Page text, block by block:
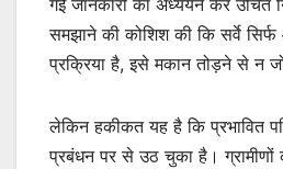
गई जानकारी का अध्ययन कर उचित
समझाने की कोशिश की कि सर्वे
प्रक्रिया है, इसे मकान तोड़ने से न
लेकिन हकीकत यह है कि प्रभावित
प्रबंधन पर से उठ चुका है।